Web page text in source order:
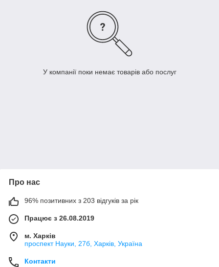
У компанії поки немає товарів або послуг
Про нас
96% позитивних з 203 відгуків за рік
Працює з 26.08.2019
м. Харків
проспект Науки, 27б, Харків, Україна
Контакти